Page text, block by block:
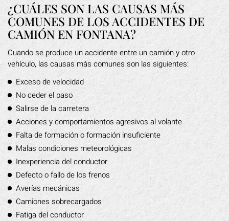
¿CUÁLES SON LAS CAUSAS MÁS
COMUNES DE LOS ACCIDENTES DE
CAMIÓN EN FONTANA?
Cuando se produce un accidente entre un camión y otro
vehículo, las causas más comunes son las siguientes:
Exceso de velocidad
No ceder el paso
Salirse de la carretera
Acciones y comportamientos agresivos al volante
Falta de formación o formación insuficiente
Malas condiciones meteorológicas
Inexperiencia del conductor
Defecto o fallo de los frenos
Averías mecánicas
Camiones sobrecargados
Fatiga del conductor